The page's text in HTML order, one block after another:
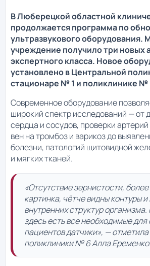
В Люберецкой областной
продолжается программа по
ультразвукового оборудования.
учреждение получило три новых
экспертного класса. Новое
установлено в Центральной
стационаре № 1 и поликлинике №
Современное оборудование
широкий спектр исследований — от
сердца и сосудов, проверки
вен на тромбоз и варикоз до
болезни, патологий щитовидной
и мягких тканей.
«Отсутствие зернистости,
картинка, чётче видны контуры
внутренних структур организма.
здесь есть все необходимые
пациентов датчики», —
поликлиники № 6 Алла Еременко.